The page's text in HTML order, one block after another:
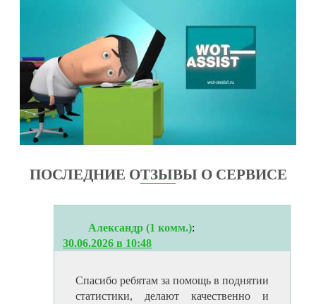
ПОСЛЕДНИЕ ОТЗЫВЫ О СЕРВИСЕ
Александр (1 комм.):
30.06.2026 в 10:48
Спасибо ребятам за помощь в поднятии
статистики, делают качественно и